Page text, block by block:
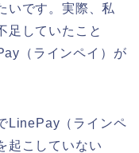
いです。実際、私
足していたこと
（ラインペイ）が
LinePay（ラインペ
起こしていない